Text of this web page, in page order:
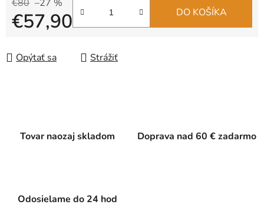
€80 –27 %
€57,90 DO KOŠÍKA
Opýtať sa Strážiť
Tovar naozaj skladom Doprava nad 60 € zadarmo
Odosielame do 24 hod